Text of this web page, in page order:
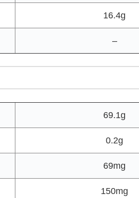
16.4g
–
69.1g
0.2g
69mg
150mg